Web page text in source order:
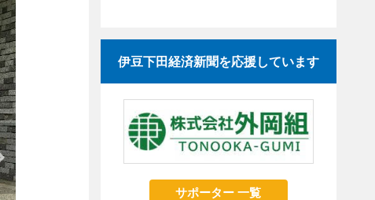
伊豆下田経済新聞を応援しています
サポーター 一覧